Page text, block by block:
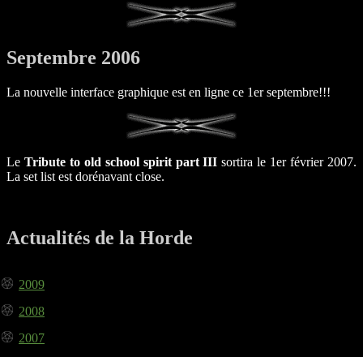
Septembre 2006
La nouvelle interface graphique est en ligne ce 1er septembre!!!
Le Tribute to old school spirit part III sortira le 1er février 2007.
La set list est dorénavant close.
Actualités de la Horde
2009
2008
2007